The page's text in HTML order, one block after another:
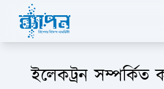
ইলেকট্রন সম্পর্কিত